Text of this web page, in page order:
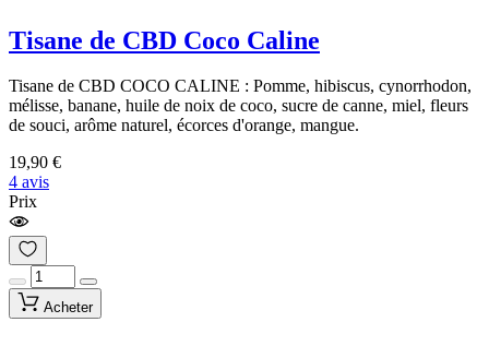
Tisane de CBD Coco Caline
Tisane de CBD COCO CALINE : Pomme, hibiscus, cynorrhodon,
mélisse, banane, huile de noix de coco, sucre de canne, miel, fleurs
de souci, arôme naturel, écorces d'orange, mangue.
19,90 €
4 avis
Prix
Acheter